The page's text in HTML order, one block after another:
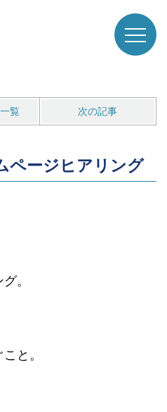
一覧 次の記事
ページヒアリング
。
と。